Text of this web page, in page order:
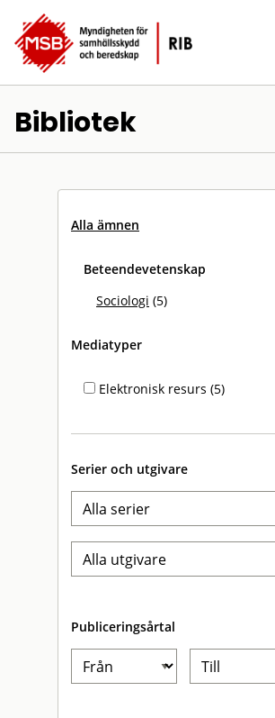
Bibliotek
Alla ämnen
Beteendevetenskap
Sociologi (5)
Mediatyper
Elektronisk resurs (5)
Serier och utgivare
Publiceringsårtal